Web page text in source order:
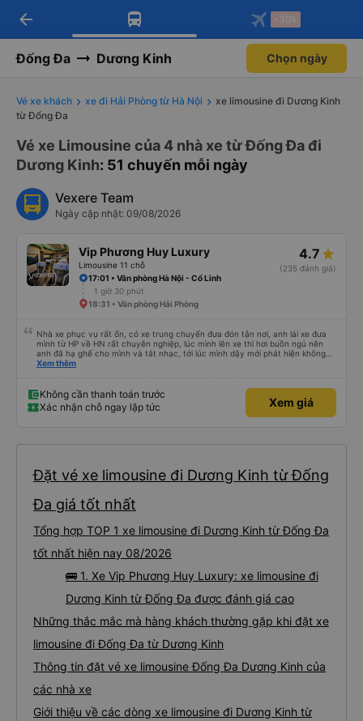
Tải app Vexere ngay!
Nhận ưu đãi thành viên độc
Mở app
Tải app Vexere
-30k/ghế khi đặt vé máy bay qua
Mở app
arrow_back -30k
Đống Đa Dương Kinh Chọn ngày
Vé xe khách xe đi Hải Phòng từ Hà Nội
xe limousine đi Dương Kinh
từ Đống Đa
Vé xe Limousine của 4 nhà xe từ Đống Đa đi
Dương Kinh: 51 chuyến mỗi ngày
Vexere Team
Ngày cập nhật: 09/08/2026
Vip Phương Huy Luxury
Limousine 11 chỗ
4.7
(235 đánh giá)
17:01 • Văn phòng Hà Nội - Cổ Linh
1 giờ 30 phút
18:31 • Văn phòng Hải Phòng
Nhà xe phục vụ rất ổn, có xe trung chuyển đưa đón tận nơi, anh lái xe đưa
mình từ HP về HN rất chuyên nghiệp, lúc mình lên xe thì hơi buồn ngủ nên
anh đã hạ ghế cho mình và tắt nhạc, tới lúc mình dậy mới phát hiện không
thấy điện thoại thì anh đã ngay lập tức gọi xe trung chuyển để tìm điện thoại
Xem thêm
Không cần thanh toán trước
Xác nhận chỗ ngay lập tức
Xem giá
Đặt vé xe limousine đi Dương Kinh từ Đống
Đa giá tốt nhất
Tổng hợp TOP 1 xe limousine đi Dương Kinh từ Đống Đa
tốt nhất hiện nay 08/2026
🚌 1. Xe Vip Phương Huy Luxury: xe limousine đi
Dương Kinh từ Đống Đa được đánh giá cao
Những thắc mắc mà hàng khách thường gặp khi đặt xe
limousine đi Đống Đa từ Dương Kinh
Thông tin đặt vé xe limousine Đống Đa Dương Kinh của
các nhà xe
Giới thiệu về các dòng xe limousine đi Dương Kinh từ